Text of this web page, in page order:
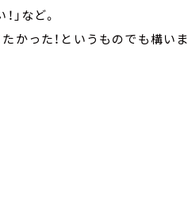
など。
かった！というものでも構いま